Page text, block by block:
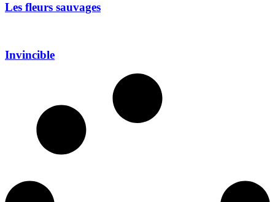
Les fleurs sauvages
Invincible